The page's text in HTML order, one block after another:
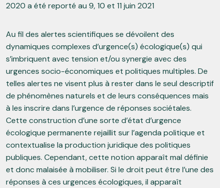
2020 a été reporté au 9, 10 et 11 juin 2021
Au fil des alertes scientifiques se dévoilent des
dynamiques complexes d’urgence(s) écologique(s) qui
s’imbriquent avec tension et/ou synergie avec des
urgences socio-économiques et politiques multiples. De
telles alertes ne visent plus à rester dans le seul descriptif
de phénomènes naturels et de leurs conséquences mais
à les inscrire dans l’urgence de réponses sociétales.
Cette construction d’une sorte d’état d’urgence
écologique permanente rejaillit sur l’agenda politique et
contextualise la production juridique des politiques
publiques. Cependant, cette notion apparaît mal définie
et donc malaisée à mobiliser. Si le droit peut être l’une des
réponses à ces urgences écologiques, il apparaît